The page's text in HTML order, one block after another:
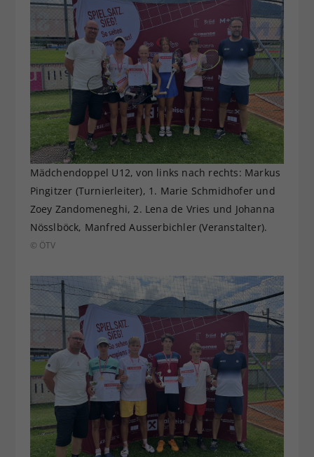
Mädchendoppel U12, von links nach rechts: Markus
Pingitzer (Turnierleiter), 1. Marie Schmidhofer und
Zoey Zandomeneghi, 2. Lena de Vries und Johanna
Nösslböck, Manfred Ausserbichler (Veranstalter).
© ÖTV